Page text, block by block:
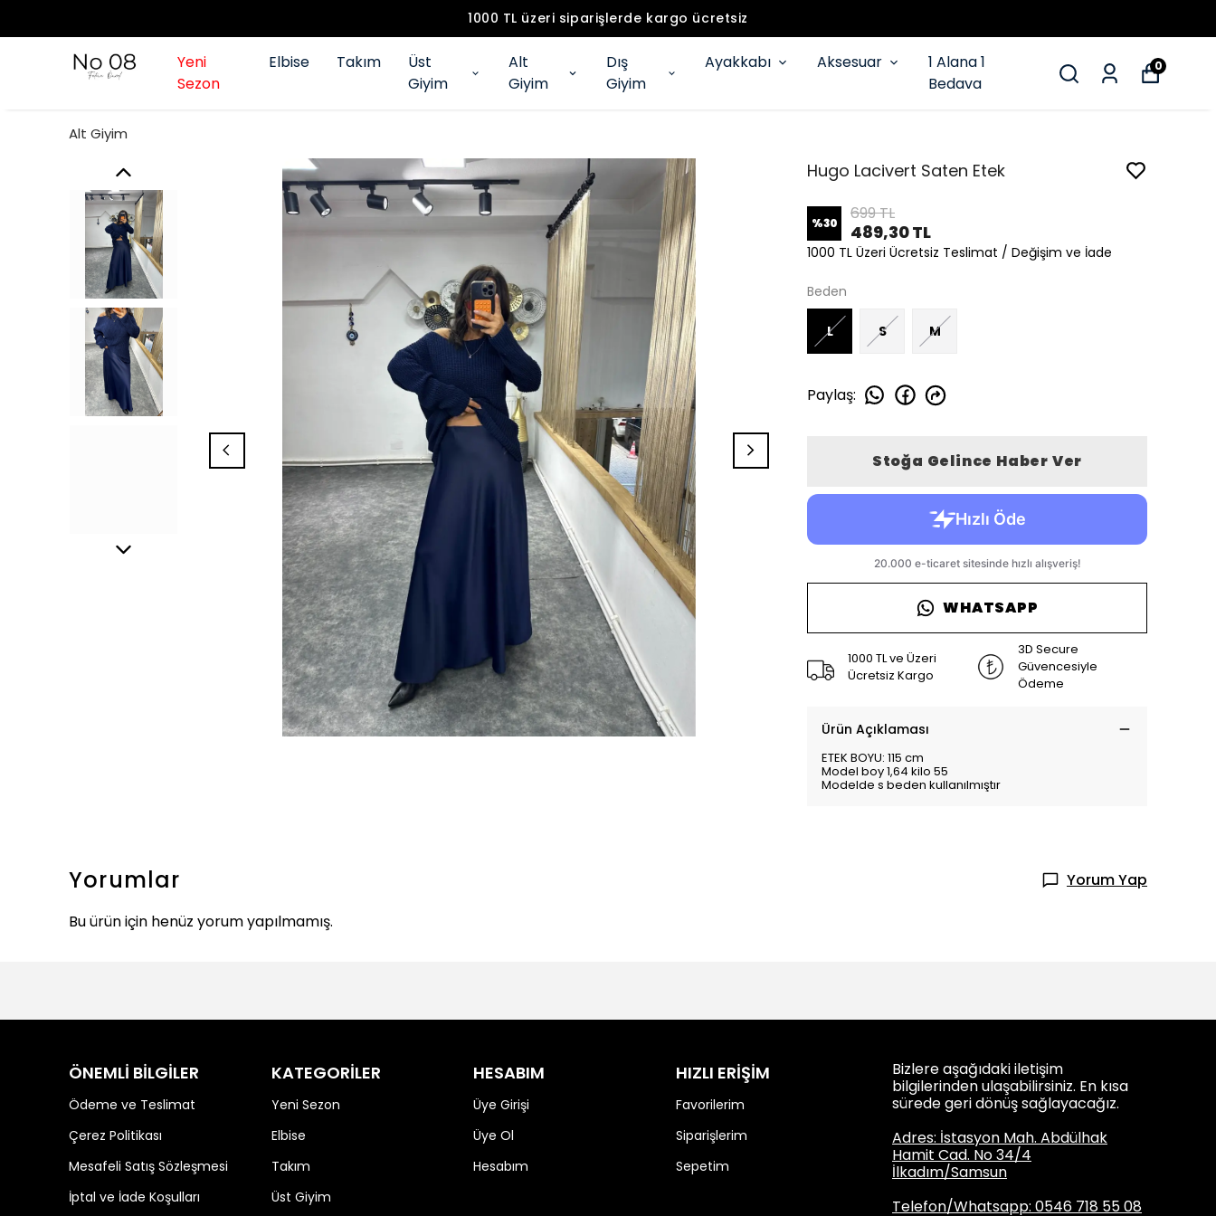
1000 TL üzeri siparişlerde kargo ücretsiz
Yeni
Sezon
Elbise Takım
Üst
Giyim
Alt
Giyim
Dış
Giyim
Ayakkabı Aksesuar
1 Alana 1
Bedava
0
Alt Giyim
Hugo Lacivert Saten Etek
%30 699 TL
489,30 TL
1000 TL Üzeri Ücretsiz Teslimat / Değişim ve İade
Beden
L S M
Paylaş:
Stoğa Gelince Haber Ver
WHATSAPP
1000 TL ve Üzeri
Ücretsiz Kargo
3D Secure
Güvencesiyle
Ödeme
Ürün Açıklaması
ETEK BOYU: 115 cm
Model boy 1,64 kilo 55
Modelde s beden kullanılmıştır
Yorumlar
Yorum Yap
Bu ürün için henüz yorum yapılmamış.
ÖNEMLİ BİLGİLER
Ödeme ve Teslimat
Çerez Politikası
Mesafeli Satış Sözleşmesi
İptal ve İade Koşulları
KATEGORİLER
Yeni Sezon
Elbise
Takım
Üst Giyim
HESABIM
Üye Girişi
Üye Ol
Hesabım
HIZLI ERİŞİM
Favorilerim
Siparişlerim
Sepetim
Bizlere aşağıdaki iletişim
bilgilerinden ulaşabilirsiniz. En kısa
sürede geri dönüş sağlayacağız.
Adres: İstasyon Mah. Abdülhak
Hamit Cad. No 34/4
İlkadım/Samsun
Telefon/Whatsapp: 0546 718 55 08